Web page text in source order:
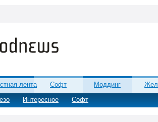
лента
Интересное Софт
Софт Моддинг